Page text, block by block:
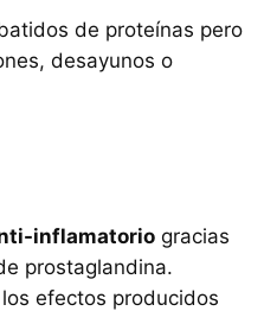
de proteínas pero
desayunos o
inflamatorio gracias
prostaglandina.
efectos producidos